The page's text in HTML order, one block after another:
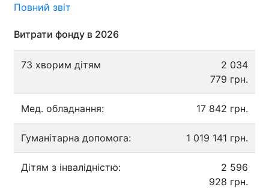
Повний звіт
Витрати фонду в 2026
73 хворим дітям
2 034
779 грн.
Мед. обладнання: 17 842 грн.
Гуманітарна допомога: 1 019 141 грн.
Дітям з інвалідністю:
2 596
928 грн.